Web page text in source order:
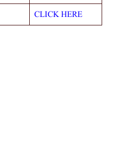
CLICK HERE